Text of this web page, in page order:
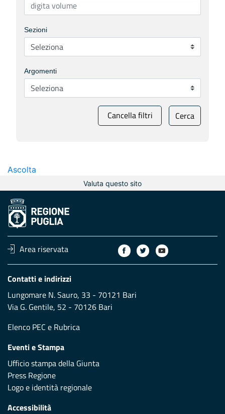
Sezioni
Argomenti
Cancella filtri Cerca
Ascolta
Valuta questo sito
Area riservata
Contatti e indirizzi
Lungomare N. Sauro, 33 - 70121 Bari
Via G. Gentile, 52 - 70126 Bari
Elenco PEC e Rubrica
Eventi e Stampa
Ufficio stampa della Giunta
Press Regione
Logo e identità regionale
Accessibilità